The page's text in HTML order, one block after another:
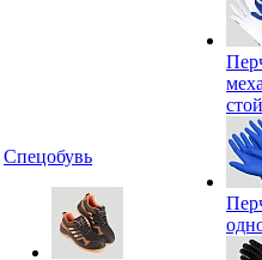
Спецобувь